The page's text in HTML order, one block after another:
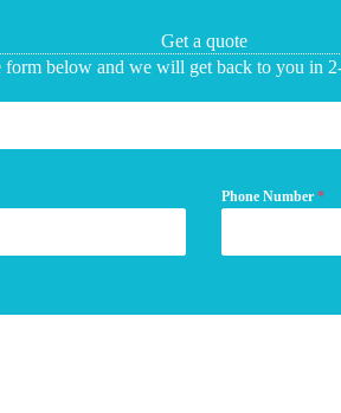
Get a quote
form below and we will get back to you in
Phone Number *